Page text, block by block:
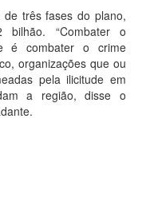
três fases do plano,
“Combater o
é combater o crime
organizações que ou
pela ilicitude em
a região, disse o